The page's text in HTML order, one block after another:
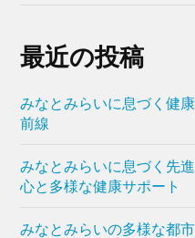
最近の投稿
みなとみらいに息づく健
前線
みなとみらいに息づく先
心と多様な健康サポート
みなとみらいの多様な都